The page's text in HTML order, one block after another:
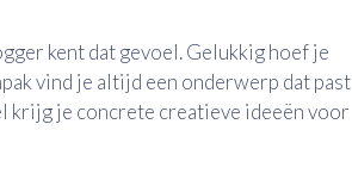
kent dat gevoel. Gelukkig hoef je
vind je altijd een onderwerp dat past
krijg je concrete creatieve ideeën voor